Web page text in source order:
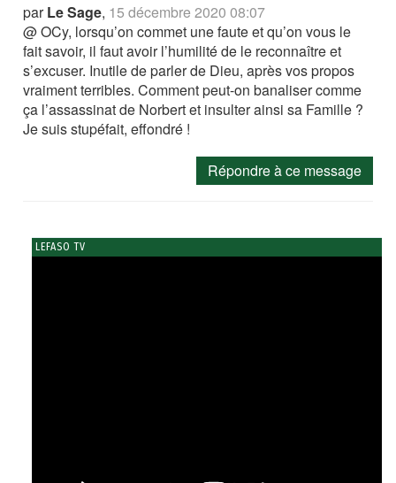
parLe Sage, 15 décembre 2020 08:07
@ OCy, lorsqu’on commet une faute et qu’on vous le
fait savoir, il faut avoir l’humilité de le reconnaître et
s’excuser. Inutile de parler de Dieu, après vos propos
vraiment terribles. Comment peut-on banaliser comme
ça l’assassinat de Norbert et insulter ainsi sa Famille ?
Je suis stupéfait, effondré !
Répondre à ce message
LEFASO TV